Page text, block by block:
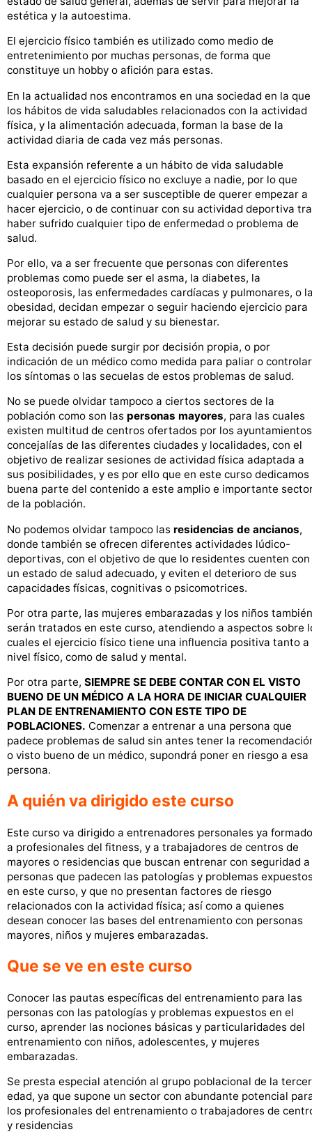
estética y la autoestima.
El ejercicio físico también es utilizado como medio de
entretenimiento por muchas personas, de forma que
constituye un hobby o afición para estas.
En la actualidad nos encontramos en una sociedad en la que
los hábitos de vida saludables relacionados con la actividad
física, y la alimentación adecuada, forman la base de la
actividad diaria de cada vez más personas.
Esta expansión referente a un hábito de vida saludable
basado en el ejercicio físico no excluye a nadie, por lo que
cualquier persona va a ser susceptible de querer empezar a
hacer ejercicio, o de continuar con su actividad deportiva
haber sufrido cualquier tipo de enfermedad o problema de
salud.
Por ello, va a ser frecuente que personas con diferentes
problemas como puede ser el asma, la diabetes, la
osteoporosis, las enfermedades cardíacas y pulmonares, o
obesidad, decidan empezar o seguir haciendo ejercicio para
mejorar su estado de salud y su bienestar.
Esta decisión puede surgir por decisión propia, o por
indicación de un médico como medida para paliar o controlar
los síntomas o las secuelas de estos problemas de salud.
No se puede olvidar tampoco a ciertos sectores de la
población como son las personas mayores, para las cuales
existen multitud de centros ofertados por los
concejalías de las diferentes ciudades y localidades, con el
objetivo de realizar sesiones de actividad física adaptada a
sus posibilidades, y es por ello que en este curso dedicamos
buena parte del contenido a este amplio e importante
de la población.
No podemos olvidar tampoco las residencias de ancianos,
donde también se ofrecen diferentes actividades lúdico-
deportivas, con el objetivo de que lo residentes cuenten con
un estado de salud adecuado, y eviten el deterioro de sus
capacidades físicas, cognitivas o psicomotrices.
Por otra parte, las mujeres embarazadas y los niños también
serán tratados en este curso, atendiendo a aspectos sobre
cuales el ejercicio físico tiene una influencia positiva tanto a
nivel físico, como de salud y mental.
Por otra parte, SIEMPRE SE DEBE CONTAR CON EL VISTO
BUENO DE UN MÉDICO A LA HORA DE INICIAR CUALQUIER
PLAN DE ENTRENAMIENTO CON ESTE TIPO DE
POBLACIONES. Comenzar a entrenar a una persona que
padece problemas de salud sin antes tener la
o visto bueno de un médico, supondrá poner en riesgo a esa
persona.
A quién va dirigido este curso
Este curso va dirigido a entrenadores personales ya
a profesionales del fitness, y a trabajadores de centros de
mayores o residencias que buscan entrenar con seguridad a
personas que padecen las patologías y problemas
en este curso, y que no presentan factores de riesgo
relacionados con la actividad física; así como a quienes
desean conocer las bases del entrenamiento con personas
mayores, niños y mujeres embarazadas.
Que se ve en este curso
Conocer las pautas específicas del entrenamiento para las
personas con las patologías y problemas expuestos en el
curso, aprender las nociones básicas y particularidades del
entrenamiento con niños, adolescentes, y mujeres
embarazadas.
Se presta especial atención al grupo poblacional de la
edad, ya que supone un sector con abundante potencial
los profesionales del entrenamiento o trabajadores de
y residencias